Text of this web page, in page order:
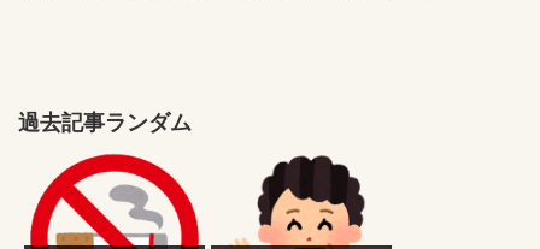
過去記事ランダム